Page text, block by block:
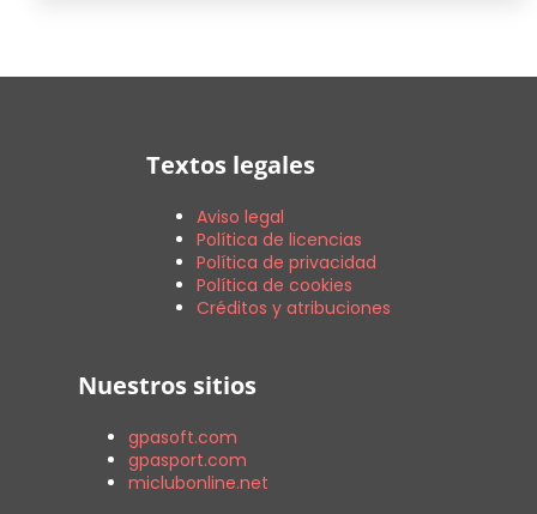
Textos legales
Aviso legal
Política de licencias
Política de privacidad
Política de cookies
Créditos y atribuciones
Nuestros sitios
gpasoft.com
gpasport.com
miclubonline.net